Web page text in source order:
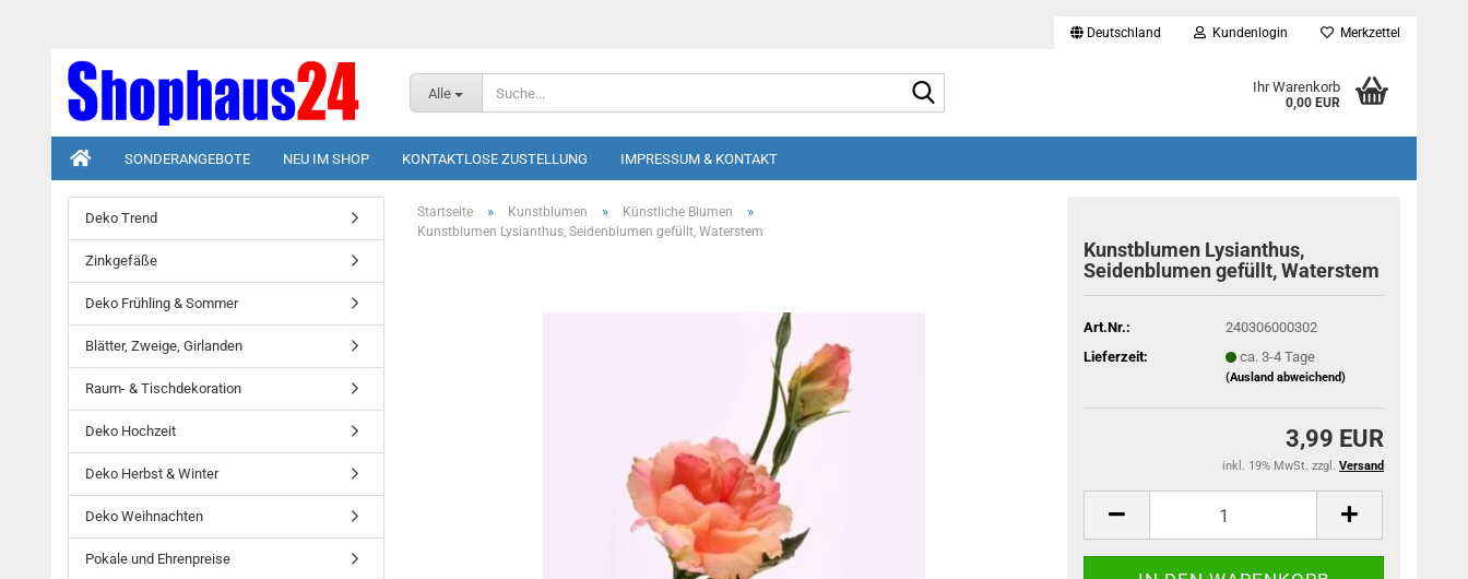
Deutschland Kundenlogin Merkzettel
Alle Ihr Warenkorb
0,00 EUR
SONDERANGEBOTE NEU IM SHOP KONTAKTLOSE ZUSTELLUNG IMPRESSUM & KONTAKT
Startseite » Kunstblumen » Künstliche Blumen »
Kunstblumen Lysianthus, Seidenblumen gefüllt, Waterstem
Kunstblumen Lysianthus,
Seidenblumen gefüllt, Waterstem
Art.Nr.:
240306000302
Lieferzeit:
ca. 3-4 Tage
(Ausland abweichend)
3,99 EUR
inkl. 19% MwSt. zzgl. Versand
Deko Trend
Zinkgefäße
Deko Frühling & Sommer
Blätter, Zweige, Girlanden
Raum- & Tischdekoration
Deko Hochzeit
Deko Herbst & Winter
Deko Weihnachten
Pokale und Ehrenpreise